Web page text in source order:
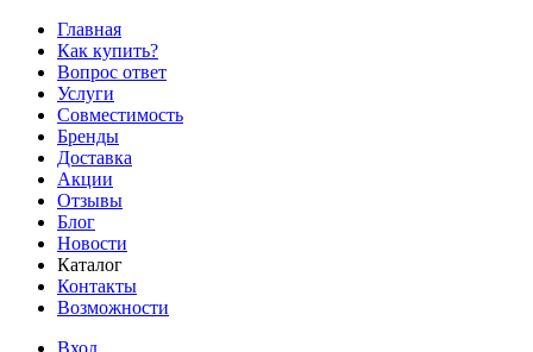
Главная
Как купить?
Вопрос ответ
Услуги
Совместимость
Бренды
Доставка
Акции
Отзывы
Блог
Новости
Каталог
Контакты
Возможности
Вход